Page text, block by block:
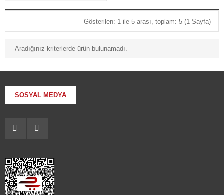
Gösterilen: 1 ile 5 arası, toplam: 5 (1 Sayfa)
Aradığınız kriterlerde ürün bulunamadı.
SOSYAL MEDYA